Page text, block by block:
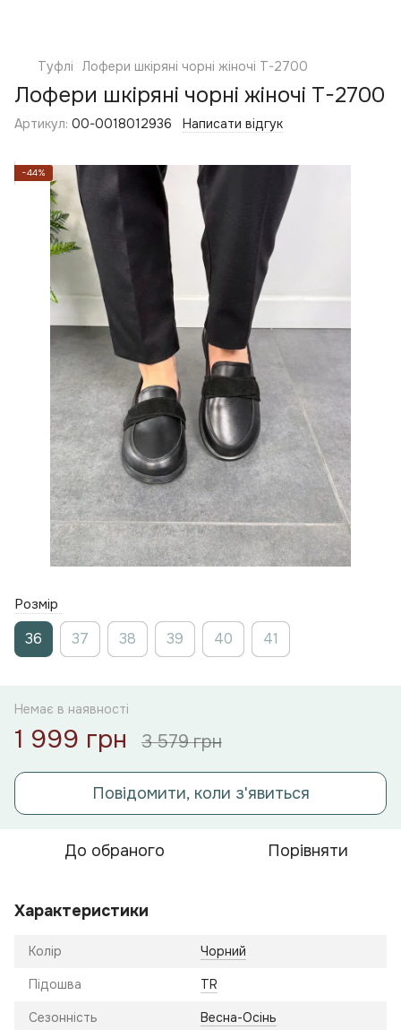
Туфлі Лофери шкіряні чорні жіночі T-2700
Лофери шкіряні чорні жіночі T-2700
Артикул: 00-0018012936 Написати відгук
−44%
Розмір
36 37 38 39 40 41
Немає в наявності
1 999 грн 3 579 грн
Повідомити, коли з'явиться
До обраного Порівняти
Характеристики
Колір Чорний
Підошва TR
Сезонність Весна-Осінь